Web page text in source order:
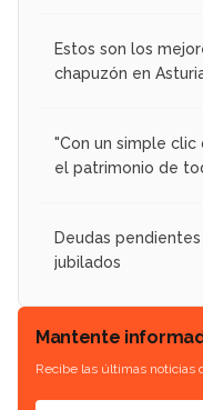
Estos son los
chapuzón en
"Con un simple
el patrimonio de
Deudas
jubilados
Mantente
Recibe las últimas